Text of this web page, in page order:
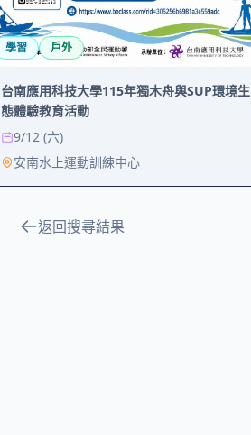
學習 戶外
台南應用科技大學115年獨木舟與SUP環境生
態體驗教育活動
9/12 (六)
安南水上運動訓練中心
返回搜尋結果